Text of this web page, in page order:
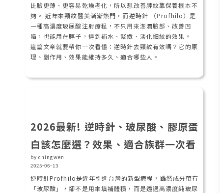
比臉更薄、更容易乾燥老化，所以想改善脖紋靠保養根本不
夠。 近年來頸紋醫美漸漸熱門，而逆時針 （Profhilo）是
一種高濃度玻尿酸注射療程，不只用來澎潤臉部、改善凹
陷，也能用在脖子，達到補水、緊緻、淡化細紋的效果。
這篇文章就要帶你一次看懂：逆時針去頸紋有效嗎？它的原
理、副作用、效果能維持多久、適合哪些人。
2026最新! 逆時針、玻尿酸、膠原蛋
白該怎麼選？效果、適合族群一次看
by chingwen
2025-06-13
逆時針Profhilo是近年引進台灣的新型療程，雖然成分帶有
「玻尿酸」，卻不是用來填補體積，而是透過高濃度純玻尿